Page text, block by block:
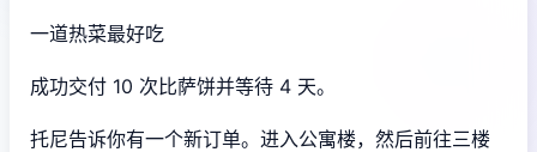
一道热菜最好吃
成功交付 10 次比萨饼并等待 4 天。
托尼告诉你有一个新订单。进入公寓楼，然后前往三楼